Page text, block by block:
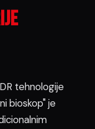
tehnologije
bioskop" je